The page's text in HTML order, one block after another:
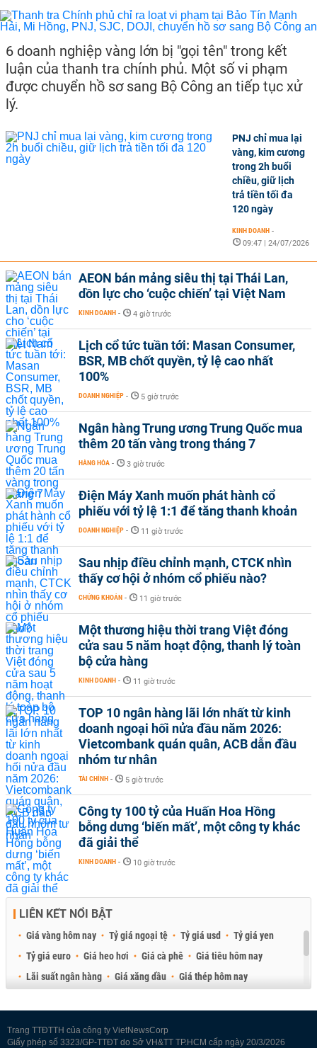
6 doanh nghiệp vàng lớn bị "gọi tên" trong kết
luận của thanh tra chính phủ. Một số vi phạm
được chuyển hồ sơ sang Bộ Công an tiếp tục xử
lý.
PNJ chỉ mua lại
vàng, kim cương
trong 2h buổi
chiều, giữ lịch
trả tiền tối đa
120 ngày
KINH DOANH -
09:47 | 24/07/2026
AEON bán mảng siêu thị tại Thái Lan,
dồn lực cho ‘cuộc chiến’ tại Việt Nam
KINH DOANH - 4 giờ trước
Lịch cổ tức tuần tới: Masan Consumer,
BSR, MB chốt quyền, tỷ lệ cao nhất
100%
DOANH NGHIỆP - 5 giờ trước
Ngân hàng Trung ương Trung Quốc mua
thêm 20 tấn vàng trong tháng 7
HÀNG HÓA - 3 giờ trước
Điện Máy Xanh muốn phát hành cổ
phiếu với tỷ lệ 1:1 để tăng thanh khoản
DOANH NGHIỆP - 11 giờ trước
Sau nhịp điều chỉnh mạnh, CTCK nhìn
thấy cơ hội ở nhóm cổ phiếu nào?
CHỨNG KHOÁN - 11 giờ trước
Một thương hiệu thời trang Việt đóng
cửa sau 5 năm hoạt động, thanh lý toàn
bộ cửa hàng
KINH DOANH - 11 giờ trước
TOP 10 ngân hàng lãi lớn nhất từ kinh
doanh ngoại hối nửa đầu năm 2026:
Vietcombank quán quân, ACB dẫn đầu
nhóm tư nhân
TÀI CHÍNH - 5 giờ trước
Công ty 100 tỷ của Huấn Hoa Hồng
bỗng dưng ‘biến mất’, một công ty khác
đã giải thể
KINH DOANH - 10 giờ trước
LIÊN KẾT NỔI BẬT
Giá vàng hôm nay Tỷ giá ngoại tệ Tỷ giá usd
Tỷ giá yen
Tỷ giá euro
Giá heo hơi Giá cà phê
Giá tiêu hôm nay
Lãi suất ngân hàng
Giá xăng dầu
Giá thép hôm nay
Trang TTĐTTH của công ty VietNewsCorp
Giấy phép số 3323/GP-TTĐT do Sở VH&TT TP.HCM cấp ngày 20/3/2026